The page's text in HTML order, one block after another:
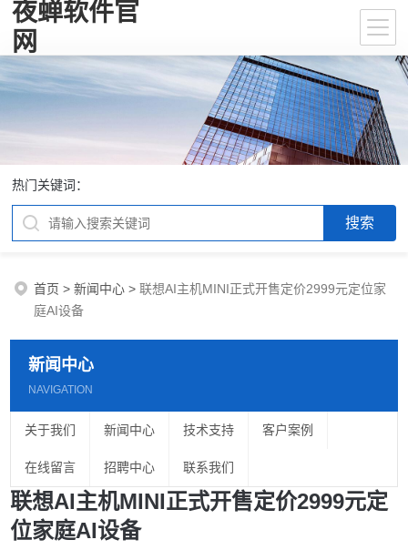
夜蝉软件官
网
热门关键词：
首页 >新闻中心 >联想AI主机MINI正式开售定价2999元定位家
庭AI设备
新闻中心
NAVIGATION
关于我们 新闻中心 技术支持 客户案例
在线留言 招聘中心 联系我们
联想AI主机MINI正式开售定价2999元定
位家庭AI设备